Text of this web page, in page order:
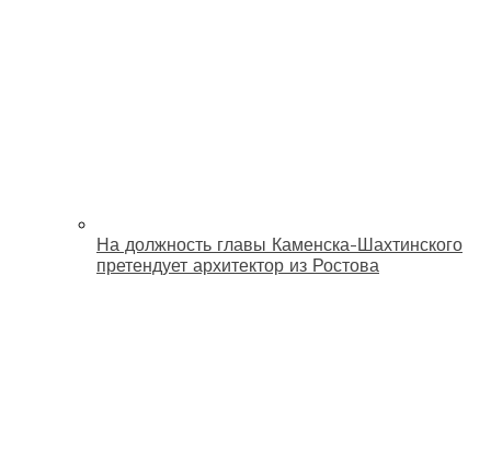
На должность главы Каменска-Шахтинского
претендует архитектор из Ростова